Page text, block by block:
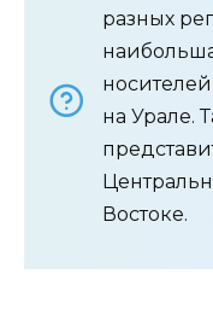
разных
на Урале.
Востоке.